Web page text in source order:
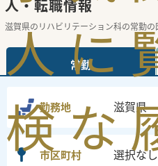
人
検
に
な
人・転職情報
滋賀県のリハビリテーション科の常勤の
常勤
勤務地 滋賀県
市区町村 選択なし